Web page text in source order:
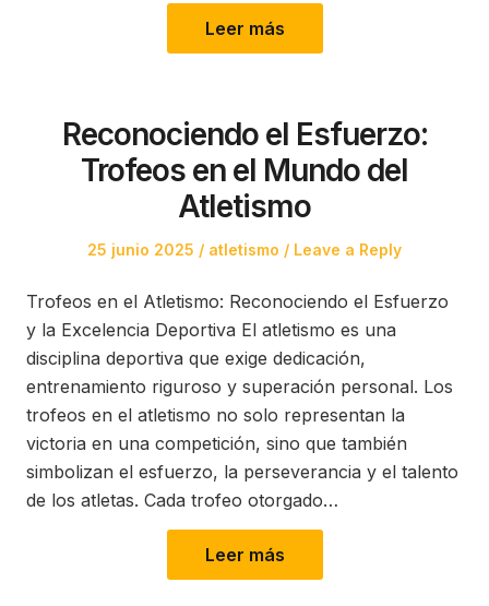
Leer más
Reconociendo el Esfuerzo:
Trofeos en el Mundo del
Atletismo
Posted
25 junio 2025
Posted
atletismo Leave a Reply
Trofeos en el Atletismo: Reconociendo el Esfuerzo
y la Excelencia Deportiva El atletismo es una
disciplina deportiva que exige dedicación,
entrenamiento riguroso y superación personal. Los
trofeos en el atletismo no solo representan la
victoria en una competición, sino que también
simbolizan el esfuerzo, la perseverancia y el talento
de los atletas. Cada trofeo otorgado…
Leer más